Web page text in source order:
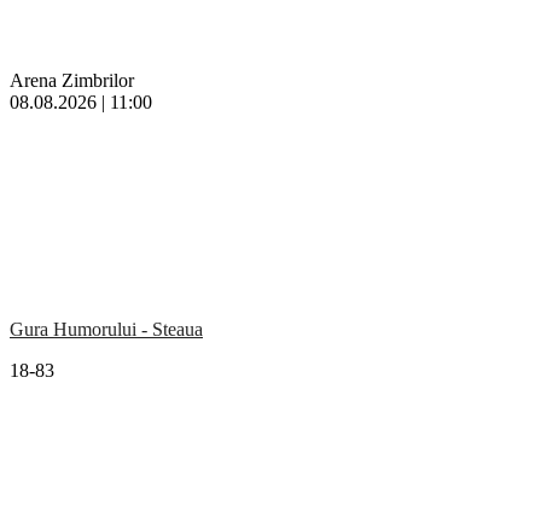
Arena Zimbrilor
08.08.2026 | 11:00
Gura Humorului - Steaua
18-83